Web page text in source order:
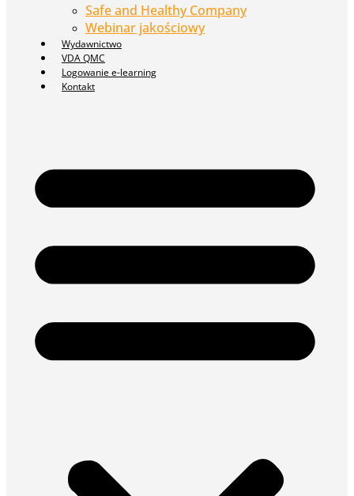
Safe and Healthy Company
Webinar jakościowy
Wydawnictwo
VDA QMC
Logowanie e-learning
Kontakt